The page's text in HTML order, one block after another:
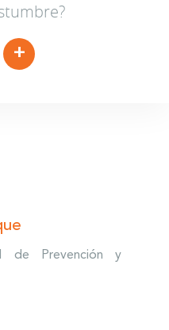
+
de Prevención y